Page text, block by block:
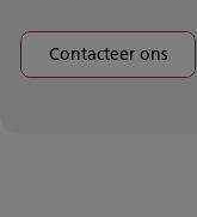
Contacteer ons